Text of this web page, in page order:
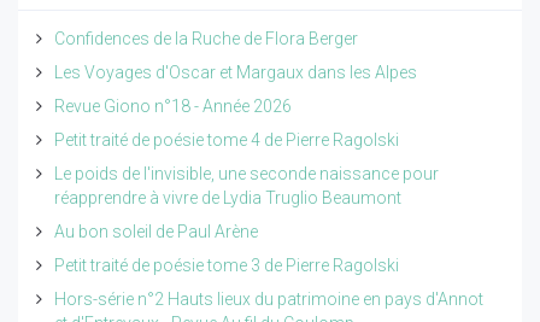
Confidences de la Ruche de Flora Berger
Les Voyages d'Oscar et Margaux dans les Alpes
Revue Giono n°18 - Année 2026
Petit traité de poésie tome 4 de Pierre Ragolski
Le poids de l'invisible, une seconde naissance pour
réapprendre à vivre de Lydia Truglio Beaumont
Au bon soleil de Paul Arène
Petit traité de poésie tome 3 de Pierre Ragolski
Hors-série n°2 Hauts lieux du patrimoine en pays d'Annot